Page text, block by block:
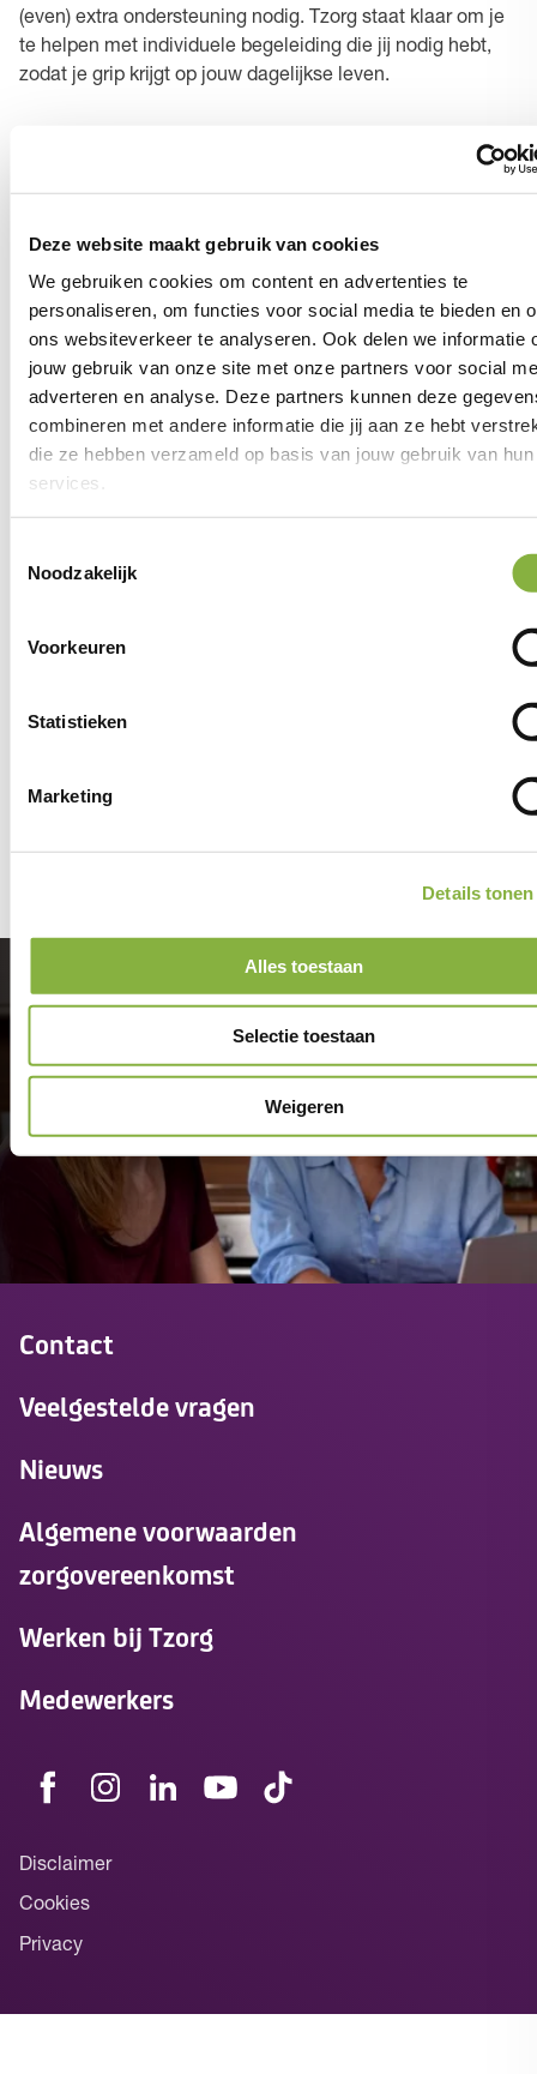
Deze website maakt gebruik van cookies
We gebruiken cookies om content en advertenties te
personaliseren, om functies voor social media te bieden en
ons websiteverkeer te analyseren. Ook delen we informatie
jouw gebruik van onze site met onze partners voor social
adverteren en analyse. Deze partners kunnen deze
combineren met andere informatie die jij aan ze hebt
die ze hebben verzameld op basis van jouw gebruik van hun
services.
Noodzakelijk
Voorkeuren
Statistieken
Marketing
Details tonen
Alles toestaan
Selectie toestaan
Weigeren
(even) extra ondersteuning nodig. Tzorg staat klaar om je
te helpen met individuele begeleiding die jij nodig hebt,
zodat je grip krijgt op jouw dagelijkse leven.
Open in Google Maps
Hiervoor bel je naar het planbureau
053-3034244
veluwesalland@tzorg.nl
Aangenaam
Contact
Veelgestelde vragen
Nieuws
Algemene voorwaarden
zorgovereenkomst
Werken bij Tzorg
Medewerkers
Disclaimer
Cookies
Privacy